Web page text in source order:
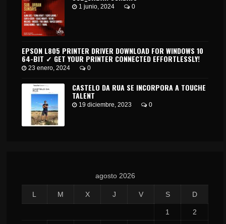
1 junio, 2024 0
EPSON L805 PRINTER DRIVER DOWNLOAD FOR WINDOWS 10
64-BIT ✓ GET YOUR PRINTER CONNECTED EFFORTLESSLY!
23 enero, 2024 0
CASTELO DA RUA SE INCORPORA A TOUCHE
TALENT
19 diciembre, 2023 0
agosto 2026
L M X J V S D
1 2